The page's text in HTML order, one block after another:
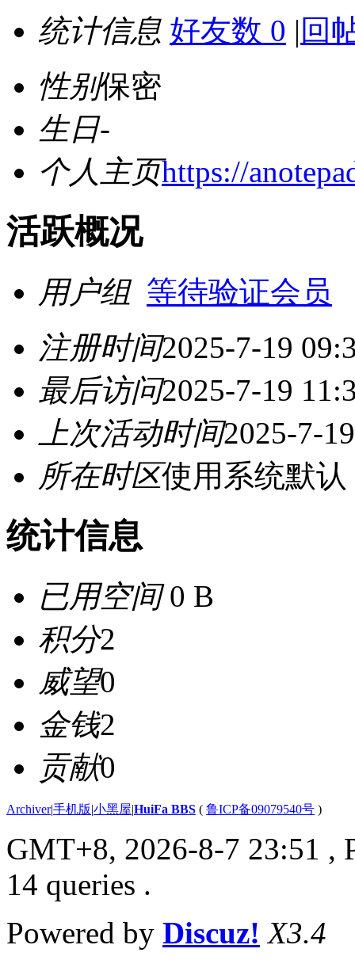
统计信息 好友数 0 | 回
性别保密
生日-
个人主页https://
活跃概况
用户组 等待验证会员
注册时间2025-7-19
最后访问2025-7-19
上次活动时间2025-7-
所在时区使用系统默认
统计信息
已用空间0 B
积分2
威望0
金钱2
贡献0
Archiver|手机版|小黑屋|HuiFa BBS ( 鲁ICP备09079540号 )
GMT+8, 2026-8-7 23:51 ,
14 queries .
Powered by Discuz! X3.4